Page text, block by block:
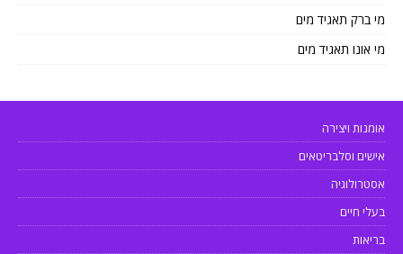
מי ברק תאגיד מים
מי אונו תאגיד מים
אומנות ויצירה
אישים וסלבריטאים
אסטרולוגיה
בעלי חיים
בריאות